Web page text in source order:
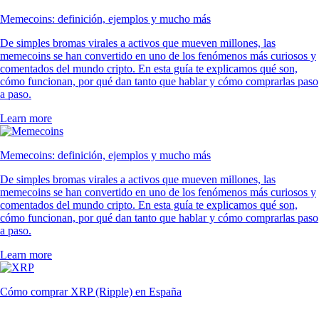
Memecoins: definición, ejemplos y mucho más
De simples bromas virales a activos que mueven millones, las
memecoins se han convertido en uno de los fenómenos más curiosos y
comentados del mundo cripto. En esta guía te explicamos qué son,
cómo funcionan, por qué dan tanto que hablar y cómo comprarlas paso
a paso.
Learn more
Memecoins: definición, ejemplos y mucho más
De simples bromas virales a activos que mueven millones, las
memecoins se han convertido en uno de los fenómenos más curiosos y
comentados del mundo cripto. En esta guía te explicamos qué son,
cómo funcionan, por qué dan tanto que hablar y cómo comprarlas paso
a paso.
Learn more
Cómo comprar XRP (Ripple) en España